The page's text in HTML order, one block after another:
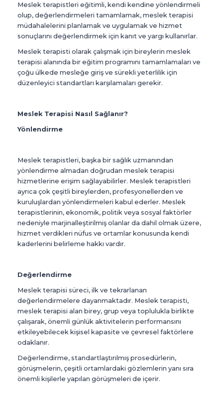
Meslek terapistleri eğitimli, kendi kendine yönlendirmeli
olup, değerlendirmeleri tamamlamak, meslek terapisi
müdahalelerini planlamak ve uygulamak ve hizmet
sonuçlarını değerlendirmek için kanıt ve yargı kullanırlar.
Meslek terapisti olarak çalışmak için bireylerin meslek
terapisi alanında bir eğitim programını tamamlamaları ve
çoğu ülkede mesleğe giriş ve sürekli yeterlilik için
düzenleyici standartları karşılamaları gerekir.
Meslek Terapisi Nasıl Sağlanır?
Yönlendirme
Meslek terapistleri, başka bir sağlık uzmanından
yönlendirme almadan doğrudan meslek terapisi
hizmetlerine erişim sağlayabilirler. Meslek terapistleri
ayrıca çok çeşitli bireylerden, profesyonellerden ve
kuruluşlardan yönlendirmeleri kabul ederler. Meslek
terapistlerinin, ekonomik, politik veya sosyal faktörler
nedeniyle marjinalleştirilmiş olanlar da dahil olmak üzere,
hizmet verdikleri nüfus ve ortamlar konusunda kendi
kaderlerini belirleme hakkı vardır.
Değerlendirme
Meslek terapisi süreci, ilk ve tekrarlanan
değerlendirmelere dayanmaktadır. Meslek terapisti,
meslek terapisi alan birey, grup veya toplulukla birlikte
çalışarak, önemli günlük aktivitelerin performansını
etkileyebilecek kişisel kapasite ve çevresel faktörlere
odaklanır.
Değerlendirme, standartlaştırılmış prosedürlerin,
görüşmelerin, çeşitli ortamlardaki gözlemlerin yanı sıra
önemli kişilerle yapılan görüşmeleri de içerir.